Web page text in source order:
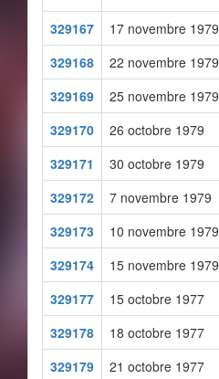
329167
17 novembre 1979
329168
22 novembre 1979
329169
25 novembre 1979
329170
26 octobre 1979
329171
30 octobre 1979
329172
7 novembre 1979
329173
10 novembre 1979
329174
15 novembre 1979
329177
15 octobre 1977
329178
18 octobre 1977
329179
21 octobre 1977